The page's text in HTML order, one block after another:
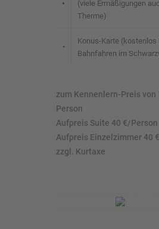
•
(viele Ermäßigungen
Therme)
•
Konus-Karte (kostenlos
Bahnfahren im
zum Kennenlern-Preis von
Person
Aufpreis Suite 40 €/Person
Aufpreis Einzelzimmer 40 €
zzgl. Kurtaxe